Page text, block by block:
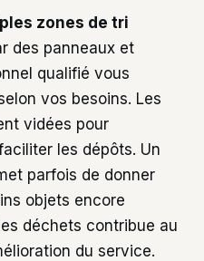
zones de tri
des panneaux et
qualifié vous
vos besoins. Les
vidées pour
les dépôts. Un
parfois de donner
objets encore
déchets contribue au
du service.